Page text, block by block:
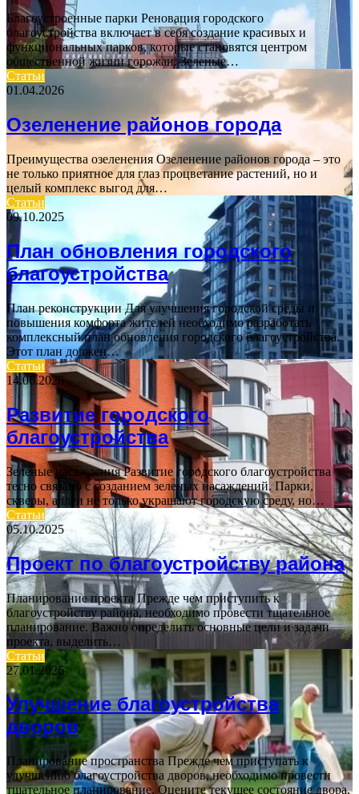
Благоустроенные парки Реновация городского
благоустройства включает в себя создание красивых и
функциональных парков, которые становятся центром
общественной жизни горожан. Зеленые…
Статьи
01.04.2026
Озеленение районов города
Преимущества озеленения Озеленение районов города – это
не только приятное для глаз процветание растений, но и
целый комплекс выгод для…
Статьи
09.10.2025
План обновления городского
благоустройства
План реконструкции Для улучшения городской среды и
повышения комфорта жителей необходимо разработать
комплексный план обновления городского благоустройства.
Этот план должен…
Статьи
14.06.2026
Развитие городского
благоустройства
Зеленые насаждения Развитие городского благоустройства
тесно связано с созданием зеленых насаждений. Парки,
скверы, аллеи не только украшают городскую среду, но…
Статьи
05.10.2025
Проект по благоустройству района
Планирование проекта Прежде чем приступить к
благоустройству района, необходимо провести тщательное
планирование. Важно определить основные цели и задачи
проекта, выделить…
Статьи
27.01.2026
Улучшение благоустройства
дворов
Планирование пространства Прежде чем приступать к
улучшению благоустройства дворов, необходимо провести
тщательное планирование. Оцените текущее состояние двора,